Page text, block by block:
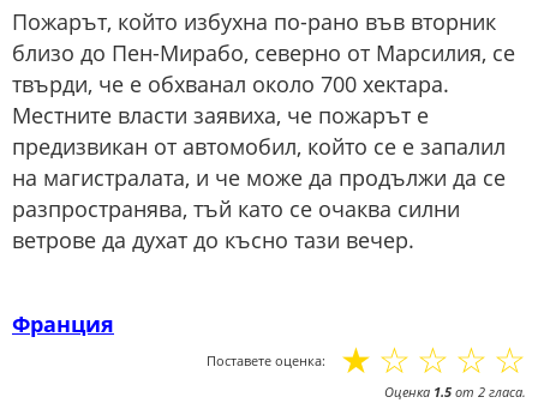
Пожарът, който избухна по-рано във вторник
близо до Пен-Мирабо, северно от Марсилия, се
твърди, че е обхванал около 700 хектара.
Местните власти заявиха, че пожарът е
предизвикан от автомобил, който се е запалил
на магистралата, и че може да продължи да се
разпространява, тъй като се очаква силни
ветрове да духат до късно тази вечер.
Франция
Поставете оценка: ☆
☆
☆
☆
☆
Оценка 1.5 от 2 гласа.